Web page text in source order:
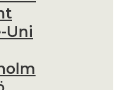
Uni